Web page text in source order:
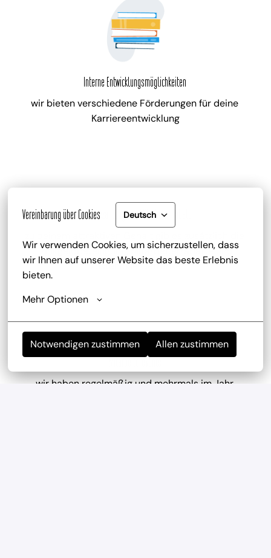
Vereinbarung über Cookies Deutsch
Wir verwenden Cookies, um sicherzustellen, dass
wir Ihnen auf unserer Website das beste Erlebnis
bieten.
Mehr Optionen
Notwendigen zustimmen Allen zustimmen
Interne Entwicklungsmöglichkeiten
wir bieten verschiedene Förderungen für deine
Karriereentwicklung
Gute Bezahlung und Mitarbeiterrabatt
Trinkgeldbeteiligung, Mitarbeiterrabatte und
kostenlose Getränke
wir haben regelmäßig und mehrmals im Jahr